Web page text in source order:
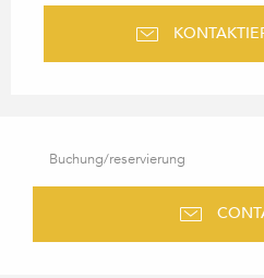
Buchung/reservierung